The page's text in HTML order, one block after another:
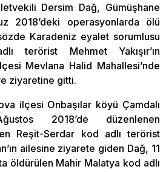
Dersim Dağ, Gümüşhane
2018’deki operasyonlarda ölü
Karadeniz eyalet sorumlusu
terörist Mehmet Yakışır’ın
Mevlana Halid Mahallesi’nde
ziyaretine gitti.
ilçesi Onbaşılar köyü Çamdalı
2018’de düzenlenen
Reşit-Serdar kod adlı terörist
ailesine ziyarete giden Dağ, 11
öldürülen Mahir Malatya kod adlı